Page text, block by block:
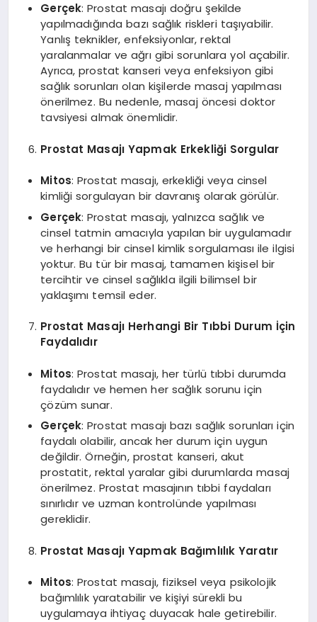
Gerçek: Prostat masajı doğru şekilde
yapılmadığında bazı sağlık riskleri taşıyabilir.
Yanlış teknikler, enfeksiyonlar, rektal
yaralanmalar ve ağrı gibi sorunlara yol açabilir.
Ayrıca, prostat kanseri veya enfeksiyon gibi
sağlık sorunları olan kişilerde masaj yapılması
önerilmez. Bu nedenle, masaj öncesi doktor
tavsiyesi almak önemlidir.
Prostat Masajı Yapmak Erkekliği Sorgular
Mitos: Prostat masajı, erkekliği veya cinsel
kimliği sorgulayan bir davranış olarak görülür.
Gerçek: Prostat masajı, yalnızca sağlık ve
cinsel tatmin amacıyla yapılan bir uygulamadır
ve herhangi bir cinsel kimlik sorgulaması ile ilgisi
yoktur. Bu tür bir masaj, tamamen kişisel bir
tercihtir ve cinsel sağlıkla ilgili bilimsel bir
yaklaşımı temsil eder.
Prostat Masajı Herhangi Bir Tıbbi Durum İçin
Faydalıdır
Mitos: Prostat masajı, her türlü tıbbi durumda
faydalıdır ve hemen her sağlık sorunu için
çözüm sunar.
Gerçek: Prostat masajı bazı sağlık sorunları için
faydalı olabilir, ancak her durum için uygun
değildir. Örneğin, prostat kanseri, akut
prostatit, rektal yaralar gibi durumlarda masaj
önerilmez. Prostat masajının tıbbi faydaları
sınırlıdır ve uzman kontrolünde yapılması
gereklidir.
Prostat Masajı Yapmak Bağımlılık Yaratır
Mitos: Prostat masajı, fiziksel veya psikolojik
bağımlılık yaratabilir ve kişiyi sürekli bu
uygulamaya ihtiyaç duyacak hale getirebilir.